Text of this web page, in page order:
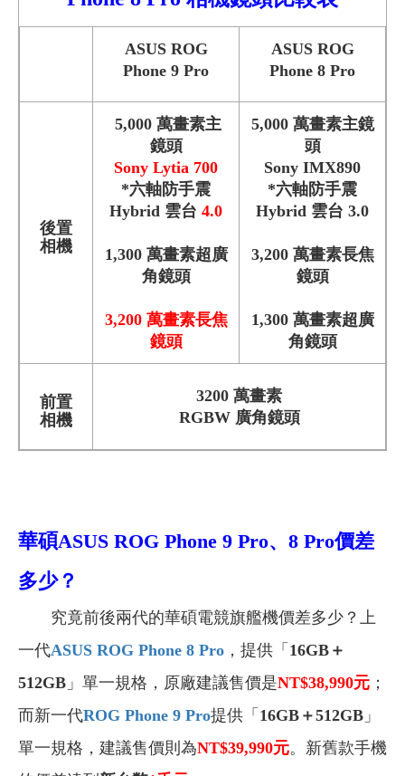
ASUS ROG
Phone 9 Pro
ASUS ROG
Phone 8 Pro
後置
相機
5,000 萬畫素主
鏡頭
Sony Lytia 700
*六軸防手震
Hybrid 雲台 4.0
1,300 萬畫素超廣
角鏡頭
3,200 萬畫素長焦
鏡頭
5,000 萬畫素主鏡
頭
Sony IMX890
*六軸防手震
Hybrid 雲台 3.0
3,200 萬畫素長焦
鏡頭
1,300 萬畫素超廣
角鏡頭
前置
相機
3200 萬畫素
RGBW 廣角鏡頭
華碩ASUS ROG Phone 9 Pro、8 Pro價差
多少？
究竟前後兩代的華碩電競旗艦機價差多少？上
一代ASUS ROG Phone 8 Pro ，提供「 16GB＋
512GB 」單一規格，原廠建議售價是NT$38,990元 ；
而新一代ROG Phone 9 Pro提供「 16GB＋512GB 」
單一規格，建議售價則為NT$39,990元。新舊款手機